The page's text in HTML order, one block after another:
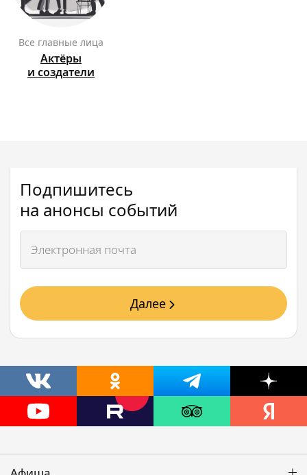
Все главные лица
Актёры
и создатели
Подпишитесь
на анонсы событий
Далее